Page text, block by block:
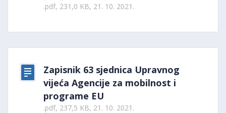
.pdf, 231,0 KB, 21. 10. 2021.
Zapisnik 63 sjednica Upravnog
vijeća Agencije za mobilnost i
programe EU
.pdf, 237,5 KB, 21. 10. 2021.